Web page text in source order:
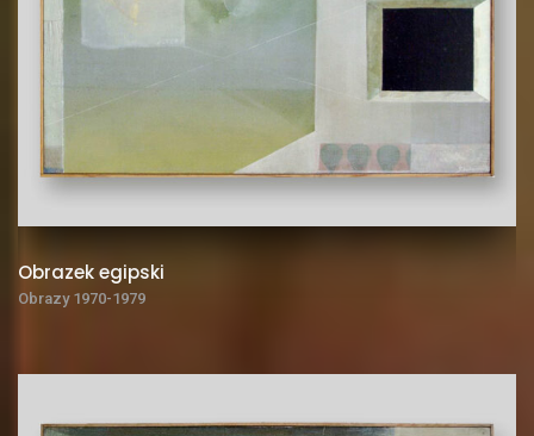
Obrazek egipski
Obrazy 1970-1979